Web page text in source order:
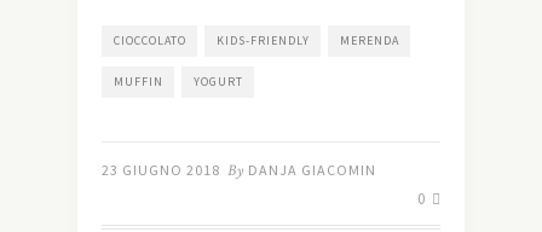
CIOCCOLATO KIDS-FRIENDLY MERENDA
MUFFIN YOGURT
23 GIUGNO 2018 By DANJA GIACOMIN
0